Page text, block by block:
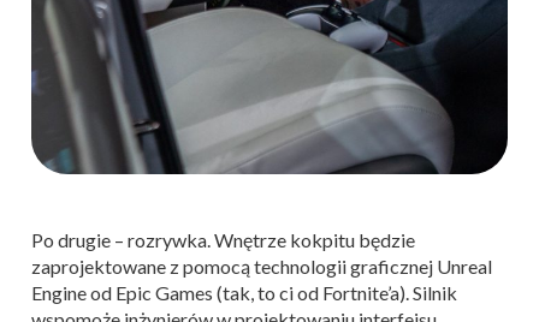
Po drugie – rozrywka. Wnętrze kokpitu będzie
zaprojektowane z pomocą technologii graficznej Unreal
Engine od Epic Games (tak, to ci od Fortnite’a). Silnik